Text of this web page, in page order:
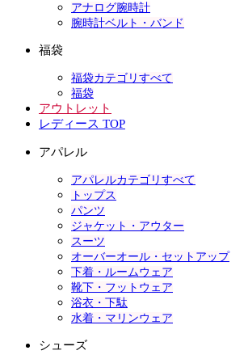
アナログ腕時計
腕時計ベルト・バンド
福袋
福袋カテゴリすべて
福袋
アウトレット
レディース TOP
アパレル
アパレルカテゴリすべて
トップス
パンツ
ジャケット・アウター
スーツ
オーバーオール・セットアップ
下着・ルームウェア
靴下・フットウェア
浴衣・下駄
水着・マリンウェア
シューズ